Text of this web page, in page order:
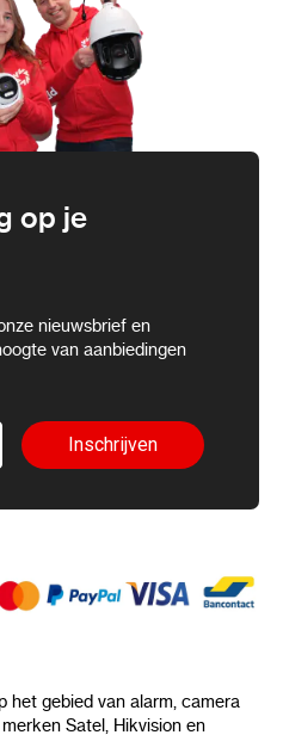
op je
nieuwsbrief en
van aanbiedingen
Inschrijven
het gebied van alarm, camera
Satel, Hikvision en